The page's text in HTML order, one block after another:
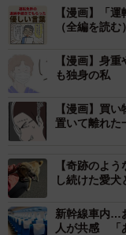
かかっちゃうけど
っちゃう…」と言わ
ミィさん、ゴール
「そんなん、（あ
遜するマミィさん
よ。事故しなかった
ごいことですよ」と
警察官の方は続け
【漫画】「
（全編を読む）
【漫画】身
も独身の私
【漫画】買
置いて離れた
【奇跡のよ
し続けた愛
新幹線車内…
人が共感 「